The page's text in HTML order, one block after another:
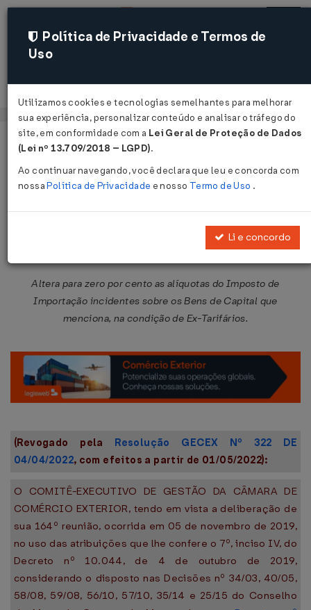
Acessar
Página Inicial Legislações
Resolução CAMEX Nº 14 DE
Altera para zero por cento as alíquotas do Imposto de
Importação incidentes sobre os Bens de Capital que
menciona, na condição de Ex-Tarifários.
(Revogado pela Resolução GECEX Nº 322 DE
04/04/2022, com efeitos a partir de 01/05/2022):
O COMITÊ-EXECUTIVO DE GESTÃO DA CÂMARA DE
COMÉRCIO EXTERIOR, tendo em vista a deliberação de
sua 164º reunião, ocorrida em 05 de novembro de 2019,
no uso das atribuições que lhe confere o 7º, inciso IV, do
Decreto nº 10.044, de 4 de outubro de 2019,
considerando o disposto nas Decisões nº 34/03, 40/05,
58/08, 59/08, 56/10, 57/10, 35/14 e 25/15 do Conselho
Política de Privacidade e Termos de
Uso
Utilizamos cookies e tecnologias semelhantes para melhorar
sua experiência, personalizar conteúdo e analisar o tráfego do
site, em conformidade com a Lei Geral de Proteção de Dados
(Lei nº 13.709/2018 – LGPD).
Ao continuar navegando, você declara que leu e concorda com
nossaPolítica de Privacidade e nosso Termo de Uso .
Li e concordo